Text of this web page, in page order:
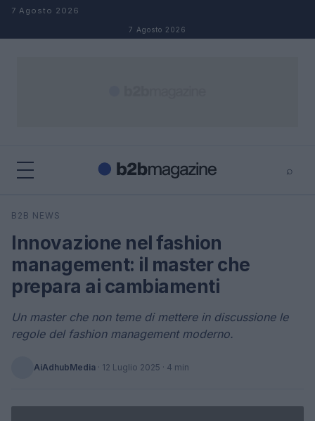
Salta al contenuto
7 Agosto 2026
7 Agosto 2026
⌕
Cerca
B2B NEWS
Innovazione nel fashion
management: il master che
prepara ai cambiamenti
Un master che non teme di mettere in discussione le
regole del fashion management moderno.
AiAdhubMedia · 12 Luglio 2025 · 4 min